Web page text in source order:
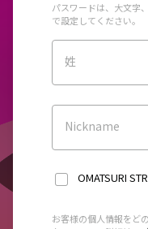
パスワードは、大文字
で設定してください。
姓
Nickname
OMATSURI
お客様の個人情報をど